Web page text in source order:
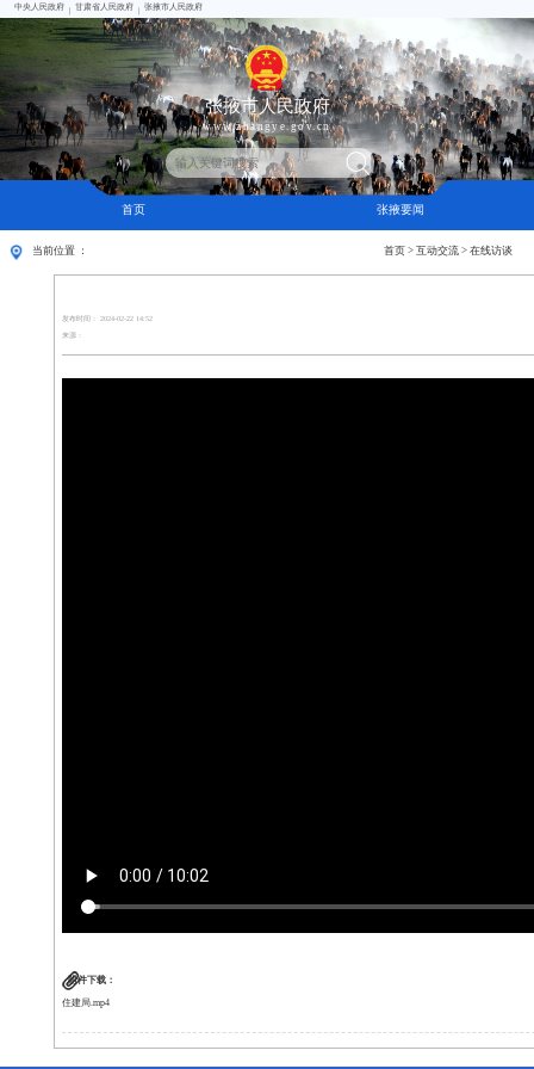
中央人民政府 甘肃省人民政府 张掖市人民政府
张掖市人民政府
www.zhangye.gov.cn
首页 张掖要闻
当前位置 ： 首页 > 互动交流 > 在线访谈
发布时间： 2024-02-22 14:52
来源：
附件下载：
住建局.mp4